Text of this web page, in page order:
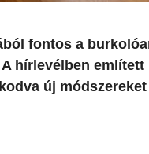
fontos a
hírlevélben
új